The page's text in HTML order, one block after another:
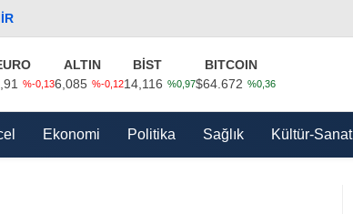
%-0,13
ALTIN
6,085 %-0,12
BİST
14,116 %0,97
BITCOIN
$64.672 %0,36
Ekonomi Politika Sağlık Kültür-Sanat